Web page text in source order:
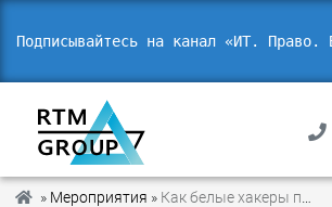
Подписывайтесь на канал «ИТ. Право.
» Мероприятия »